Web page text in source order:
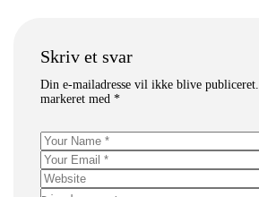
Skriv et svar
Din e-mailadresse vil ikke blive publiceret.
markeret med *